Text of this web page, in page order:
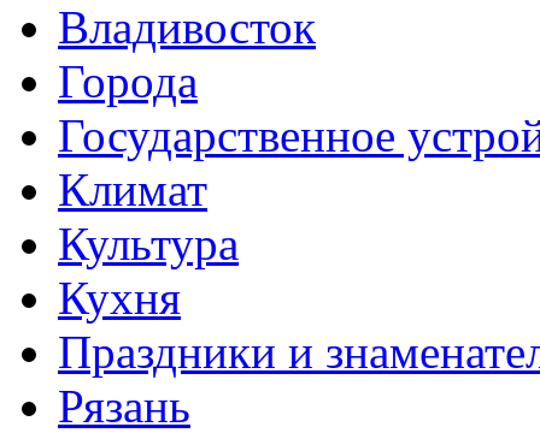
Владивосток
Города
Государственное
Климат
Культура
Кухня
Праздники и
Рязань